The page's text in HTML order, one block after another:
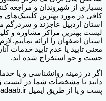
بسیاری از شهروندان و مراجعه
کافی در مورد بهترین کلینیک‌های
استان اردبیل عاجزند و
لیست بهترین مراکز مشاوره و
استان اصفهان را ارائه
معنی تایید یا عدم تایید خدمات
جست و جو استخراج شده اند.
اگر در زمینه روانشناسی و یا
دانید تا مشخصات شما در لیست
پست و یا از طریق ایمیل Contact@Shadaab.ir به ما اطلاع دهید.